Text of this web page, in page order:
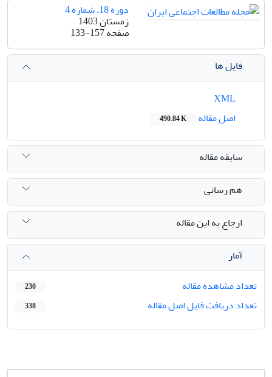
دوره 18، شماره 4
زمستان 1403
صفحه133-157
فایل ها
اصل مقاله
490.84 K
سابقه مقاله
هم رسانی
ارجاع به این مقاله
آمار
تعداد مشاهده مقاله
230
تعداد دریافت فایل اصل مقاله 338